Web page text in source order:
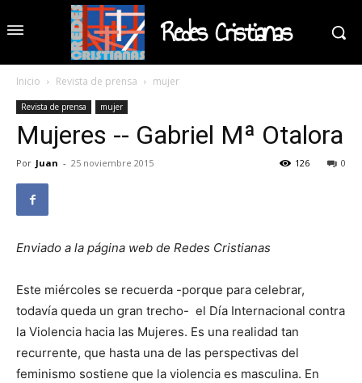
Redes Cristianas
Inicio Revista de prensa mujer
Revista de prensa mujer
Mujeres -- Gabriel Mª Otalora
Por Juan - 25 noviembre 2015 0
126
Enviado a la página web de Redes Cristianas
Este miércoles se recuerda -porque para celebrar,
todavía queda un gran trecho- el Día Internacional contra
la Violencia hacia las Mujeres. Es una realidad tan
recurrente, que hasta una de las perspectivas del
feminismo sostiene que la violencia es masculina. En